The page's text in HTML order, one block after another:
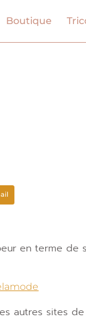
Boutique
en terme de
autres sites